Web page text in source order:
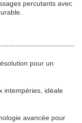
percutants avec
pour un
intempéries, idéale
avancée pour